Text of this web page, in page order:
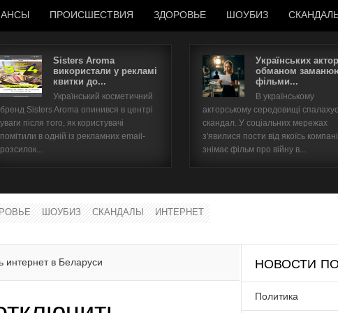
ПРОИСШЕСТВИЯ ЗДОРОВЬЕ ШОУБИЗ
Sisters Aroma
використали у рекламі
квитки до...
Український косметичний
бренд Sisters Aroma опинився в центрі
уваги після того, як користувачі
помітили в одній із рекламних email-
розсилок...
Українських
обманом
фільми...
В українському
акторському середовищі спалахує
скандал. У соціальних мережах
з'явилися пости від якоїсь
знімає фільм про війну в...
ШОУБИЗ СКАНДАЛЫ ИНТЕРНЕТ
интернет в Беларуси НОВОСТИ
Политика
Имя пользователя
Забыли имя пользователя?